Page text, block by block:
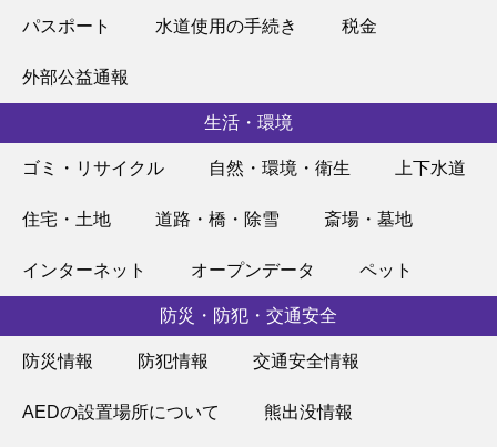
パスポート 水道使用の手続き 税金
外部公益通報
生活・環境
ゴミ・リサイクル 自然・環境・衛生 上下水道
住宅・土地 道路・橋・除雪 斎場・墓地
インターネット オープンデータ ペット
防災・防犯・交通安全
防災情報 防犯情報 交通安全情報
AEDの設置場所について 熊出没情報